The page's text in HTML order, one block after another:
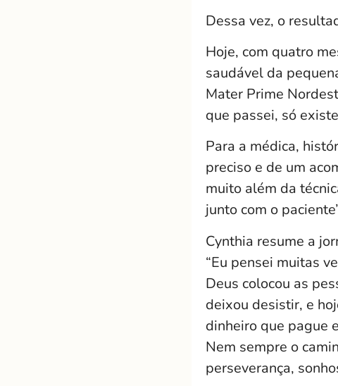
Dessa vez, o
Hoje, com quatro
saudável da
Mater Prime
que passei, só
Para a médica,
preciso e de um
muito além da
junto com o
Cynthia resume a
“Eu pensei muitas
Deus colocou as
deixou desistir, e
dinheiro que pague
Nem sempre o
perseverança,